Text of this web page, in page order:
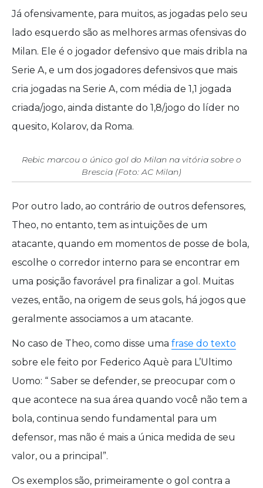
Já ofensivamente, para muitos, as jogadas pelo seu
lado esquerdo são as melhores armas ofensivas do
Milan. Ele é o jogador defensivo que mais dribla na
Serie A, e um dos jogadores defensivos que mais
cria jogadas na Serie A, com média de 1,1 jogada
criada/jogo, ainda distante do 1,8/jogo do líder no
quesito, Kolarov, da Roma.
Rebic marcou o único gol do Milan na vitória sobre o
Brescia (Foto: AC Milan)
Por outro lado, ao contrário de outros defensores,
Theo, no entanto, tem as intuições de um
atacante, quando em momentos de posse de bola,
escolhe o corredor interno para se encontrar em
uma posição favorável pra finalizar a gol. Muitas
vezes, então, na origem de seus gols, há jogos que
geralmente associamos a um atacante.
No caso de Theo, como disse uma frase do texto
sobre ele feito por Federico Aquè para L’Ultimo
Uomo: “ Saber se defender, se preocupar com o
que acontece na sua área quando você não tem a
bola, continua sendo fundamental para um
defensor, mas não é mais a única medida de seu
valor, ou a principal”.
Os exemplos são, primeiramente o gol contra a